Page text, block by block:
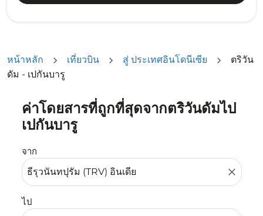
หน้าหลัก เที่ยวบิน สู่ ประเทศอินโดนีเซีย
ตริวัน
ดัม - เปกันบารู
ค่าโดยสารที่ถูกที่สุดจากตริวันดัมไป
เปกันบารู
จาก
close
ไป
ลองอัปเดตเส้นทางของคุณ (ต้นทางและ/หรือปลายทาง) หรื